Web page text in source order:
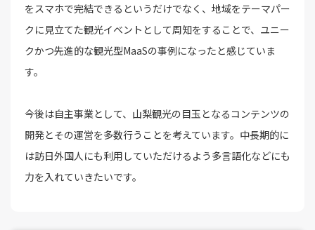
をスマホで完結できるというだけでなく、地域をテーマパー
クに見立てた観光イベントとして周知をすることで、ユニー
クかつ先進的な観光型MaaSの事例になったと感じていま
す。
今後は自主事業として、山梨観光の目玉となるコンテンツの
開発とその運営を多数行うことを考えています。中長期的に
は訪日外国人にも利用していただけるよう多言語化などにも
力を入れていきたいです。